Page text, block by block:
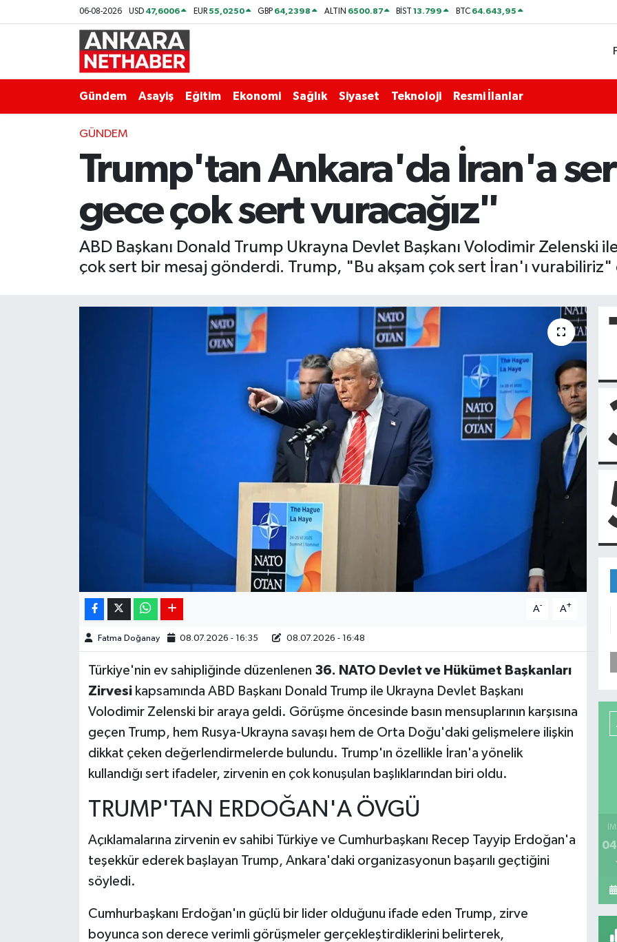
06-08-2026 USD 47,6006 EUR55,0250 GBP 64,2398 ALTIN 6500.87 BİST13.799 BTC 64.643,95
Gündem Asayiş Eğitim Ekonomi Sağlık Siyaset Teknoloji Resmi İlanlar
GÜNDEM
Trump'tan Ankara'da İran'a
gece çok sert vuracağız"
ABD Başkanı Donald Trump Ukrayna Devlet Başkanı Volodimir Zelenski
çok sert bir mesaj gönderdi. Trump, "Bu akşam çok sert İran'ı vurabiliriz"
A- A+
Fatma Doğanay 08.07.2026 - 16:35 08.07.2026 - 16:48
Türkiye'nin ev sahipliğinde düzenlenen 36. NATO Devlet ve Hükümet Başkanları
Zirvesikapsamında ABD Başkanı Donald Trump ile Ukrayna Devlet Başkanı
Volodimir Zelenski bir araya geldi. Görüşme öncesinde basın mensuplarının karşısına
geçen Trump, hem Rusya-Ukrayna savaşı hem de Orta Doğu'daki gelişmelere ilişkin
dikkat çeken değerlendirmelerde bulundu. Trump'ın özellikle İran'a yönelik
kullandığı sert ifadeler, zirvenin en çok konuşulan başlıklarından biri oldu.
TRUMP'TAN ERDOĞAN'A ÖVGÜ
Açıklamalarına zirvenin ev sahibi Türkiye ve Cumhurbaşkanı Recep Tayyip Erdoğan'a
teşekkür ederek başlayan Trump, Ankara'daki organizasyonun başarılı geçtiğini
söyledi.
Cumhurbaşkanı Erdoğan'ın güçlü bir lider olduğunu ifade eden Trump, zirve
boyunca son derece verimli görüşmeler gerçekleştirdiklerini belirterek,
Ekonomi
Kim Kimdir Nereli
Resmi İlanlar
Ankara Hava Durumu
Tüm Manşetler
Haber Arşivi